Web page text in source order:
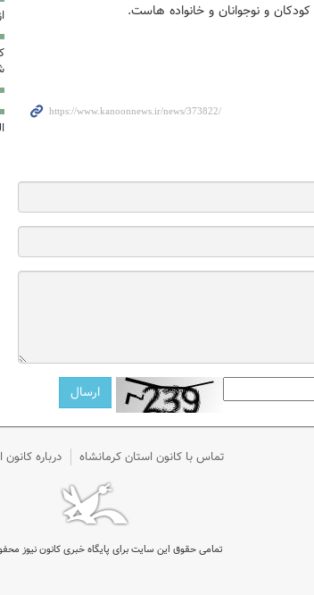
و نوجوانان و خانواده هاست.
تماس با کانون استان کرمانشاه درباره
تمامی حقوق این سایت برای پایگاه خبری کانون نیوز